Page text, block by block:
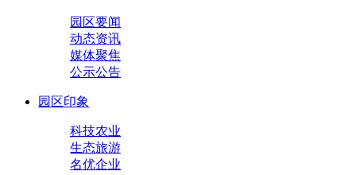
园区要闻
动态资讯
媒体聚焦
公示公告
园区印象
科技农业
生态旅游
名优企业